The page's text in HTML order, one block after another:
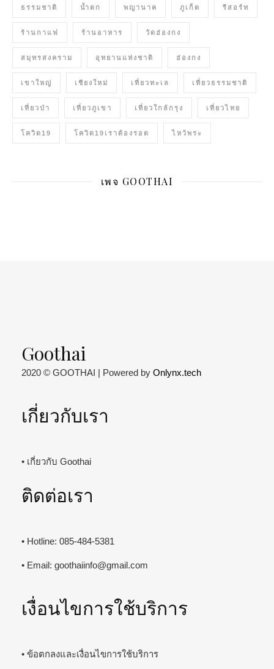
ธรรมชาติ น้ำตก พญานาค ภูเก็ต รีสอร์ท
ร้านกาแฟ ร้านอาหาร วัดฮ่องกง
สมุทรสงคราม อุทยานแห่งชาติ ฮ่องกง
เขาใหญ่ เชียงใหม่ เที่ยวทะเล เที่ยวธรรมชาติ
เที่ยวป่า เที่ยวภูเขา เที่ยวใกล้กรุง เที่ยวไทย
โควิด19 โควิด19เราต้องรอด ไหว้พระ
เพจ GOOTHAI
Goothai
2020 © GOOTHAI | Powered by Onlynx.tech
เกี่ยวกับเรา
• เกี่ยวกับ Goothai
ติดต่อเรา
• Hotline: 085-484-5381
• Email: goothaiinfo@gmail.com
เงื่อนไขการใช้บริการ
• ข้อตกลงและเงื่อนไขการใช้บริการ